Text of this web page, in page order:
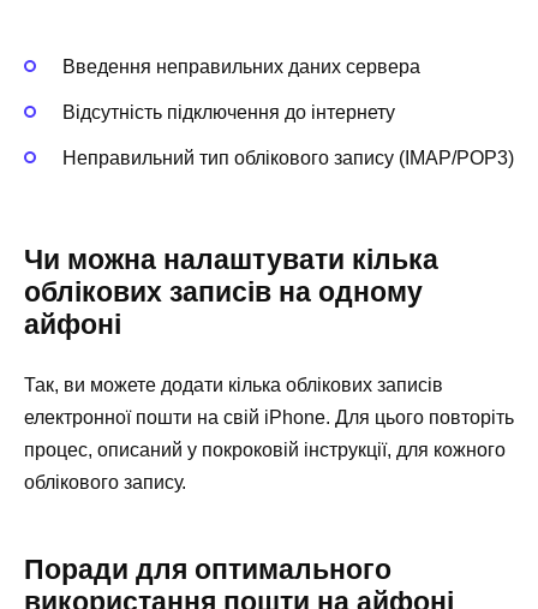
Введення неправильних даних сервера
Відсутність підключення до інтернету
Неправильний тип облікового запису (IMAP/POP3)
Чи можна налаштувати кілька
облікових записів на одному
айфоні
Так, ви можете додати кілька облікових записів
електронної пошти на свій iPhone. Для цього повторіть
процес, описаний у покроковій інструкції, для кожного
облікового запису.
Поради для оптимального
використання пошти на айфоні